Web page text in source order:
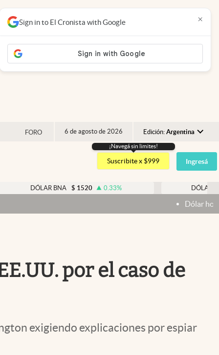
FORO 6 de agosto de 2026 Edición: Argentina
Argentina
España
USA
¡Navegá sin limites!
Suscribite x $999 Ingresá
BNA $ 1520 0.33% DÓLAR BLUE $
Dólar hoy y dólar blue
Sign in to El Cronista with Google ×
por el caso de
exigiendo explicaciones por espiar